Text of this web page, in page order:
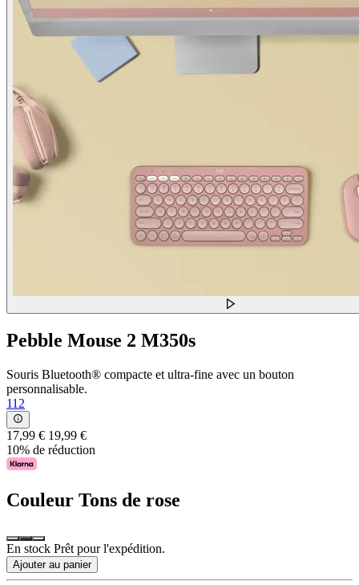
Pebble Mouse 2 M350s
Souris Bluetooth® compacte et ultra-fine avec un bouton
personnalisable.
112
17,99 € 19,99 €
10% de réduction
Couleur Tons de rose
En stock Prêt pour l'expédition.
Ajouter au panier